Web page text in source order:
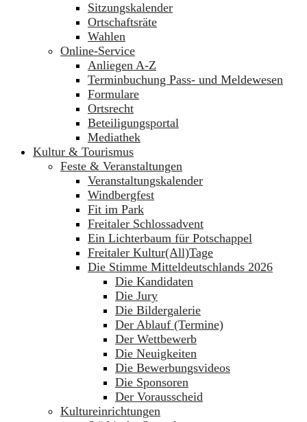
Sitzungskalender
Ortschaftsräte
Wahlen
Online-Service
Anliegen A-Z
Terminbuchung Pass- und Meldewesen
Formulare
Ortsrecht
Beteiligungsportal
Mediathek
Kultur & Tourismus
Feste & Veranstaltungen
Veranstaltungskalender
Windbergfest
Fit im Park
Freitaler Schlossadvent
Ein Lichterbaum für Potschappel
Freitaler Kultur(All)Tage
Die Stimme Mitteldeutschlands 2026
Die Kandidaten
Die Jury
Die Bildergalerie
Der Ablauf (Termine)
Der Wettbewerb
Die Neuigkeiten
Die Bewerbungsvideos
Die Sponsoren
Der Vorausscheid
Kultureinrichtungen